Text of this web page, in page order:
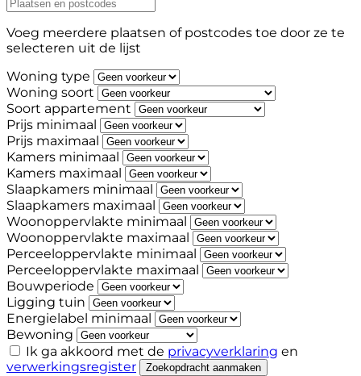
Voeg meerdere plaatsen of postcodes toe door ze te
selecteren uit de lijst
Woning type
Woning soort
Soort appartement
Prijs minimaal
Prijs maximaal
Kamers minimaal
Kamers maximaal
Slaapkamers minimaal
Slaapkamers maximaal
Woonoppervlakte minimaal
Woonoppervlakte maximaal
Perceeloppervlakte minimaal
Perceeloppervlakte maximaal
Bouwperiode
Ligging tuin
Energielabel minimaal
Bewoning
Ik ga akkoord met de privacyverklaring en
verwerkingsregister
Zoekopdracht aanmaken